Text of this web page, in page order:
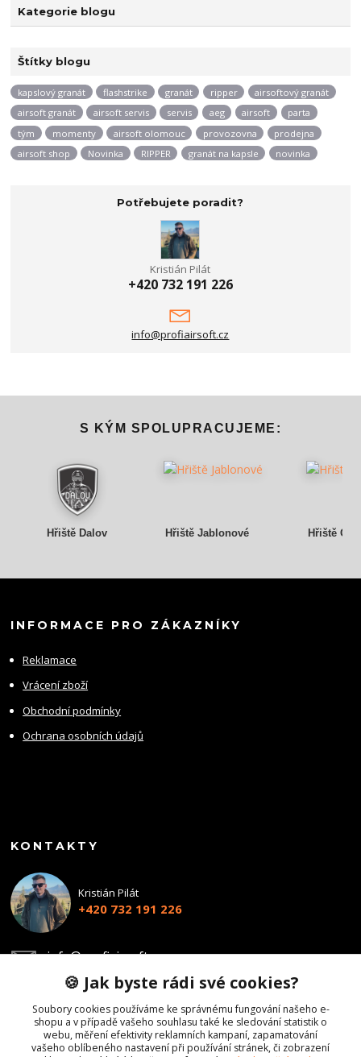
Kategorie blogu
Štítky blogu
kapslový granát flashstrike granát ripper
airsoftový granát
airsoft granát
airsoft servis servis aeg airsoft
parta
tým
momenty airsoft olomouc provozovna
prodejna
airsoft shop
Novinka RIPPER granát na kapsle novinka
Potřebujete poradit?
Kristián Pilát
+420 732 191 226
info@profiairsoft.cz
S KÝM SPOLUPRACUJEME:
Hřiště Dalov Hřiště Jablonové Hřiště
INFORMACE PRO ZÁKAZNÍKY
Reklamace
Vrácení zboží
Obchodní podmínky
Ochrana osobních údajů
KONTAKTY
Kristián Pilát
+420 732 191 226
info@profiairsoft.cz
🍪 Jak byste rádi své cookies?
Soubory cookies používáme ke správnému fungování našeho e-
shopu a v případě vašeho souhlasu také ke sledování statistik o
webu, měření efektivity reklamních kampaní, zapamatování
vašeho oblíbeného nastavení při používání stránek, či zobrazení